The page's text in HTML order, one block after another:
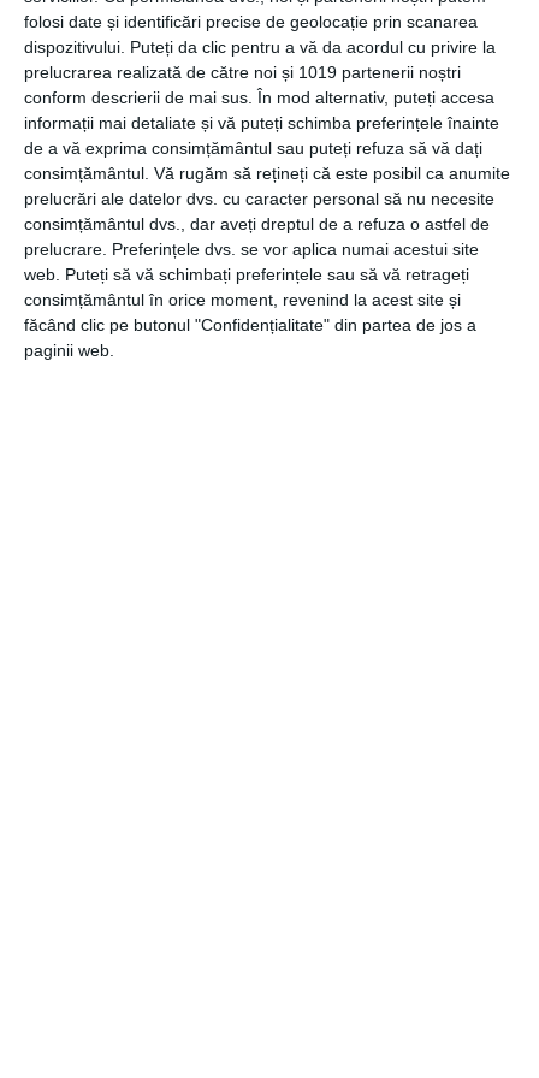
folosi date și identificări precise de geolocație prin scanarea
dispozitivului. Puteți da clic pentru a vă da acordul cu privire la
prelucrarea realizată de către noi și 1019 partenerii noștri
conform descrierii de mai sus. În mod alternativ, puteți accesa
informații mai detaliate și vă puteți schimba preferințele înainte
de a vă exprima consimțământul sau puteți refuza să vă dați
consimțământul. Vă rugăm să rețineți că este posibil ca anumite
prelucrări ale datelor dvs. cu caracter personal să nu necesite
consimțământul dvs., dar aveți dreptul de a refuza o astfel de
prelucrare. Preferințele dvs. se vor aplica numai acestui site
web. Puteți să vă schimbați preferințele sau să vă retrageți
consimțământul în orice moment, revenind la acest site și
făcând clic pe butonul "Confidențialitate" din partea de jos a
paginii web.
hainele de iarnă pot sta deoparte de cele potrivite
anotimpului călduros.
Nu doar că îți va fi mult mai ușor să găsești ceea ce ai
nevoie, dar vei fi și mult mai organizată în acest fel. În
același timp vei putea “scăpa” de hainele pe care poate
nu mai ai de gând să le porți prea curând.
Apelează la ajutorul unei prietene, dacă te simți
depășită